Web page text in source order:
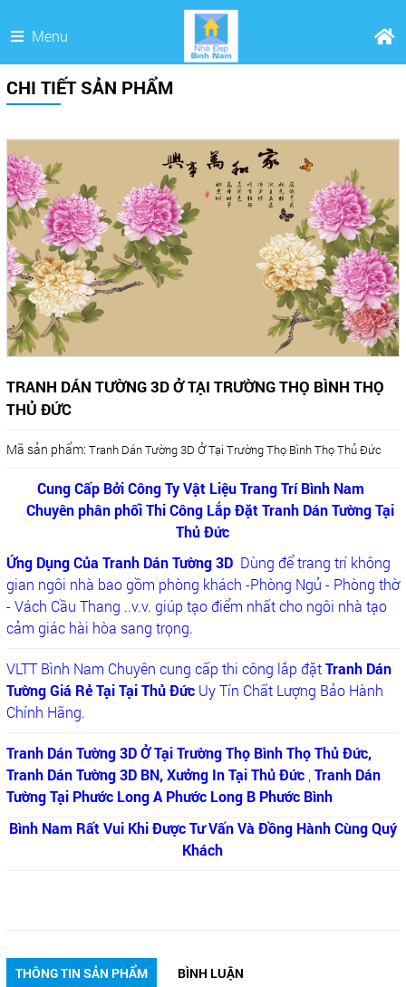
Menu
CHI TIẾT SẢN PHẨM
TRANH DÁN TƯỜNG 3D Ở TẠI TRƯỜNG THỌ BÌNH THỌ
THỦ ĐỨC
Mã sản phẩm: Tranh Dán Tường 3D Ở Tại Trường Thọ Bình Thọ Thủ Đức
Cung Cấp Bởi Công Ty Vật Liệu Trang Trí Bình Nam
Chuyên phân phối Thi Công Lắp Đặt Tranh Dán Tường Tại
Thủ Đức
Ứng Dụng Của Tranh Dán Tường 3D Dùng để trang trí không
gian ngôi nhà bao gồm phòng khách -Phòng Ngủ - Phòng thờ
- Vách Cầu Thang ..v.v. giúp tạo điểm nhất cho ngôi nhà tạo
cảm giác hài hòa sang trọng.
VLTT Bình Nam Chuyên cung cấp thi công lắp đặtTranh Dán
Tường Giá Rẻ Tại Tại Thủ ĐứcUy Tín Chất Lượng Bảo Hành
Chính Hãng.
Tranh Dán Tường 3D Ở Tại Trường Thọ Bình Thọ Thủ Đức,
Tranh Dán Tường 3D BN, Xưởng In Tại Thủ Đức, Tranh Dán
Tường Tại Phước Long A Phước Long B Phước Bình
Bình Nam Rất Vui Khi Được Tư Vấn Và Đồng Hành Cùng Quý
Khách
THÔNG TIN SẢN PHẨM BÌNH LUẬN